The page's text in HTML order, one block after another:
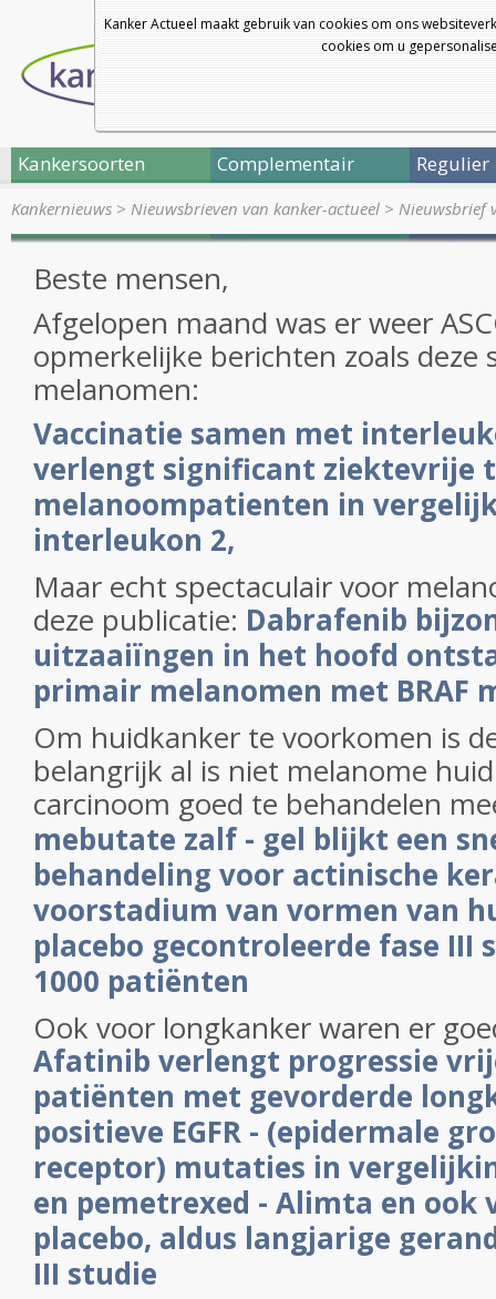
Kanker Actueel maakt gebruik van cookies om ons
cookies om u
Kankersoorten Complementair Regulier
Kankernieuws > Nieuwsbrieven van kanker-actueel > Nieuwsbrief
Beste mensen,
Afgelopen maand was er weer
opmerkelijke berichten zoals deze
melanomen:
Vaccinatie samen met
verlengt significant ziektevrije
melanoompatienten in
interleukon 2,
Maar echt spectaculair voor
deze publicatie: Dabrafenib
uitzaaiïngen in het hoofd
primair melanomen met BRAF
Om huidkanker te voorkomen is
belangrijk al is niet melanome
carcinoom goed te behandelen
mebutate zalf - gel blijkt een
behandeling voor actinische
voorstadium van vormen van
placebo gecontroleerde fase III
1000 patiënten
Ook voor longkanker waren er
Afatinib verlengt progressie
patiënten met gevorderde
positieve EGFR - (epidermale
receptor) mutaties in
en pemetrexed - Alimta en ook
placebo, aldus langjarige
III studie